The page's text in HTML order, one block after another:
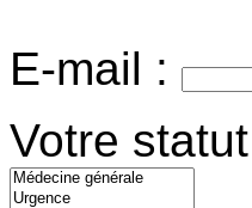
E-mail :
Votre